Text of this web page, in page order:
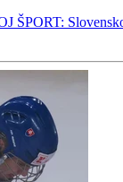
ŠPORT: